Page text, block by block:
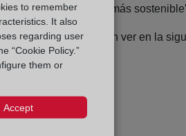
futuro de un futuro más
, la pueden ver en la
to remember
It also
regarding user
“Cookie Policy.”
them or
Accept